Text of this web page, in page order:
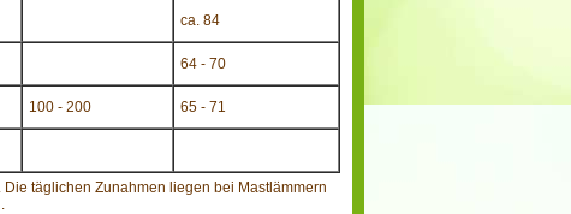
ca. 84
64 - 70
100 - 200 65 - 71
täglichen Zunahmen liegen bei Mastlämmern